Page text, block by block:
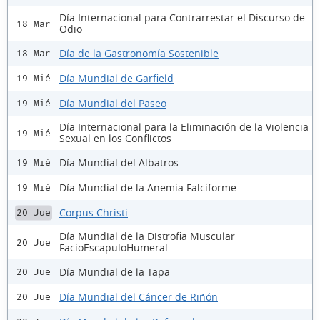
18 Mar
Día Internacional para Contrarrestar el Discurso de
Odio
18 Mar Día de la Gastronomía Sostenible
19 Mié Día Mundial de Garfield
19 Mié Día Mundial del Paseo
19 Mié
Día Internacional para la Eliminación de la Violencia
Sexual en los Conflictos
19 Mié Día Mundial del Albatros
19 Mié Día Mundial de la Anemia Falciforme
20 Jue Corpus Christi
20 Jue
Día Mundial de la Distrofia Muscular
FacioEscapuloHumeral
20 Jue Día Mundial de la Tapa
20 Jue Día Mundial del Cáncer de Riñón